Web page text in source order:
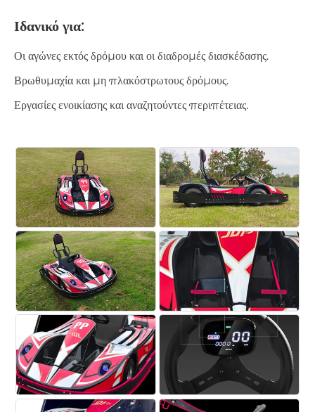
Ιδανικό για:
Οι αγώνες εκτός δρόμου και οι διαδρομές διασκέδασης.
Βρωθυμαχία και μη πλακόστρωτους δρόμους.
Εργασίες ενοικίασης και αναζητούντες περιπέτειας.